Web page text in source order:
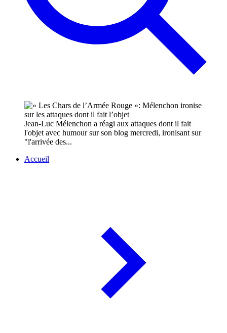
Jean-Luc Mélenchon a réagi aux attaques dont il fait
l'objet avec humour sur son blog mercredi, ironisant sur
"l'arrivée des...
Accueil